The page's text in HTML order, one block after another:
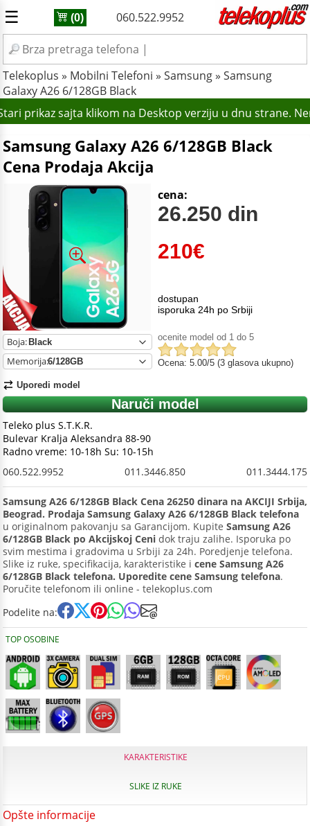
☰ (0) 060.522.9952
Telekoplus » Mobilni Telefoni » Samsung» Samsung
Galaxy A26 6/128GB Black
prikaz sajta klikom na Desktop verziju u dnu strane.
Samsung Galaxy A26 6/128GB Black
Cena Prodaja Akcija
Boja:
Memorija:
Uporedi model
210€
cena:
26.250 din
dostupan
isporuka 24h po Srbiji
ocenite model od 1 do 5
Ocena: 5.00/5 (3 glasova ukupno)
Naruči model
Teleko plus S.T.K.R.
Bulevar Kralja Aleksandra 88-90
Radno vreme: 10-18h Su: 10-15h
060.522.9952
011.3446.850 011.3444.175
Samsung A26 6/128GB Black Cena 26250 dinara na AKCIJI Srbija,
Beograd. Prodaja Samsung Galaxy A26 6/128GB Black telefona
u originalnom pakovanju sa Garancijom. Kupite Samsung A26
6/128GB Black po Akcijskoj Ceni dok traju zalihe. Isporuka po
svim mestima i gradovima u Srbiji za 24h. Poredjenje telefona.
Slike iz ruke, specifikacija, karakteristike i cene Samsung A26
6/128GB Black telefona. Uporedite cene Samsung telefona.
Poručite telefonom ili online - telekoplus.com
Podelite na:
TOP OSOBINE
KARAKTERISTIKE
SLIKE IZ RUKE
Opšte informacije